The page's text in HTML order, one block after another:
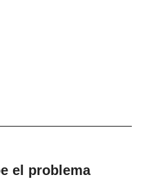
el problema